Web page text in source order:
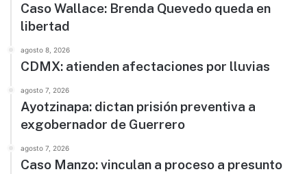
Caso Wallace: Brenda Quevedo queda en
libertad
agosto 8, 2026
CDMX: atienden afectaciones por lluvias
agosto 7, 2026
Ayotzinapa: dictan prisión preventiva a
exgobernador de Guerrero
agosto 7, 2026
Caso Manzo: vinculan a proceso a presunto